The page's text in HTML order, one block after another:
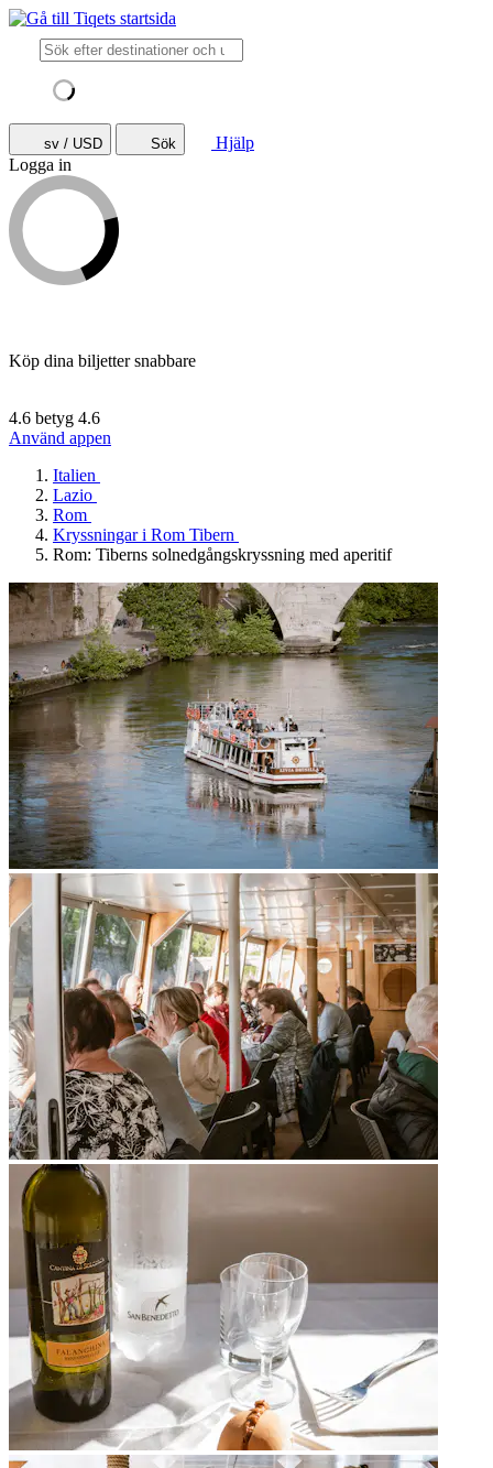
sv / USD Sök
Hjälp
Logga in
Köp dina biljetter snabbare
4.6 betyg 4.6
Använd appen
Italien
Lazio
Rom
Kryssningar i Rom Tibern
Rom: Tiberns solnedgångskryssning med aperitif